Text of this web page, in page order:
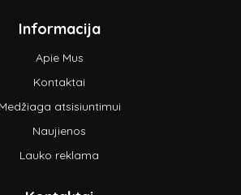
Informacija
Apie Mus
Kontaktai
Medžiaga atsisiuntimui
Naujienos
Lauko reklama